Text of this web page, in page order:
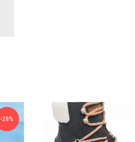
-28%